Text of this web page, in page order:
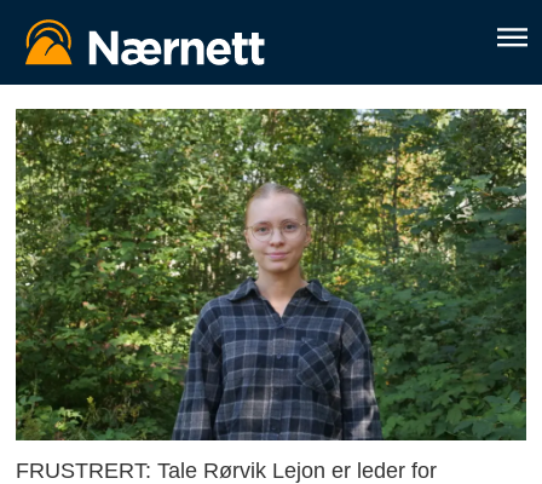
FRUSTRERT: Tale Rørvik Lejon er leder for